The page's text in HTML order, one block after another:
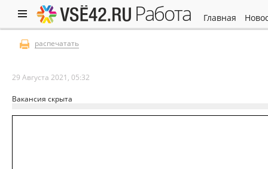
работа главная
распечатать
29 Августа 2021, 05:32
Вакансия скрыта